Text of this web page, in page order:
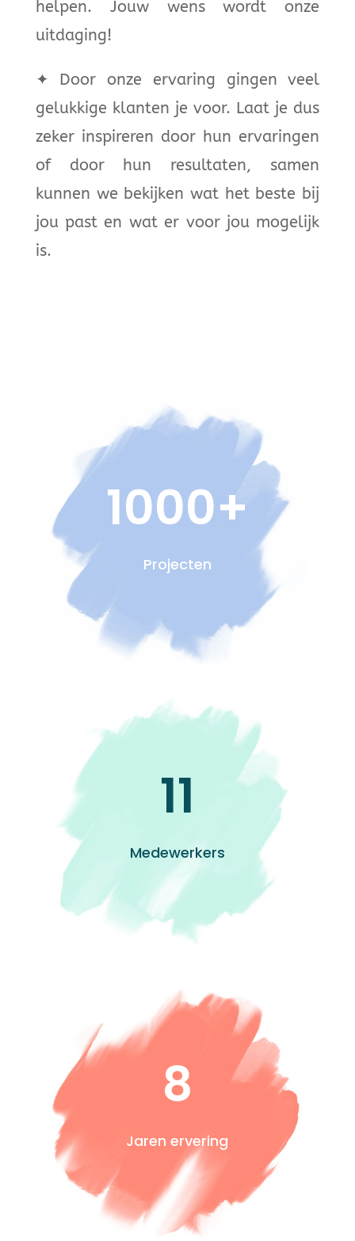
helpen. Jouw wens wordt onze
uitdaging!
✦ Door onze ervaring gingen veel
gelukkige klanten je voor. Laat je dus
zeker inspireren door hun ervaringen
of door hun resultaten, samen
kunnen we bekijken wat het beste bij
jou past en wat er voor jou mogelijk
is.
1000+
Projecten
11
Medewerkers
8
Jaren ervering